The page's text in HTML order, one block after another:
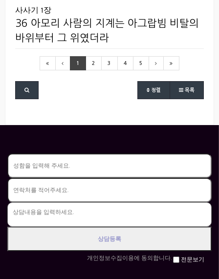
사사기 1장
36 아모리 사람의 지계는 아그랍빔 비탈의
바위부터 그 위였더라
1 2 3 4 5
정렬 목록
개인정보수집이용에 동의합니다. 전문보기